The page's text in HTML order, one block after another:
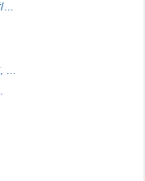
...
...